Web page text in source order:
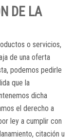
DE LA
o servicios,
de una oferta
podemos pedirle
que la
dicha
el derecho a
ley a cumplir con
citación u